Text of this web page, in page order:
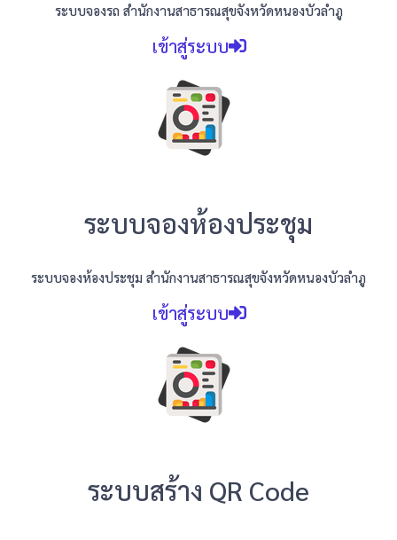
ระบบจองรถ สำนักงานสาธารณสุขจังหวัดหนองบัวลำภู
เข้าสู่ระบบ
ระบบจองห้องประชุม
ระบบจองห้องประชุม สำนักงานสาธารณสุขจังหวัดหนองบัวลำภู
เข้าสู่ระบบ
ระบบสร้าง QR Code